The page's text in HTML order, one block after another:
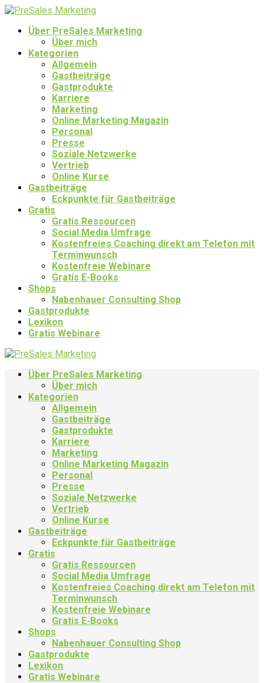
Über PreSales Marketing
Über mich
Kategorien
Allgemein
Gastbeiträge
Gastprodukte
Karriere
Marketing
Online Marketing Magazin
Personal
Presse
Soziale Netzwerke
Vertrieb
Online Kurse
Gastbeiträge
Eckpunkte für Gastbeiträge
Gratis
Gratis Ressourcen
Social Media Umfrage
Kostenfreies Coaching direkt am Telefon mit
Terminwunsch
Kostenfreie Webinare
Gratis E-Books
Shops
Nabenhauer Consulting Shop
Gastprodukte
Lexikon
Gratis Webinare
Über PreSales Marketing
Über mich
Kategorien
Allgemein
Gastbeiträge
Gastprodukte
Karriere
Marketing
Online Marketing Magazin
Personal
Presse
Soziale Netzwerke
Vertrieb
Online Kurse
Gastbeiträge
Eckpunkte für Gastbeiträge
Gratis
Gratis Ressourcen
Social Media Umfrage
Kostenfreies Coaching direkt am Telefon mit
Terminwunsch
Kostenfreie Webinare
Gratis E-Books
Shops
Nabenhauer Consulting Shop
Gastprodukte
Lexikon
Gratis Webinare